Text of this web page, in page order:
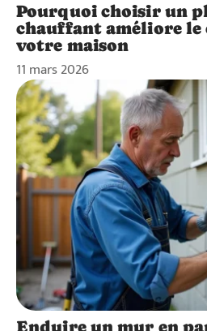
Pourquoi choisir un
chauffant améliore
votre maison
11 mars 2026
Enduire un mur en